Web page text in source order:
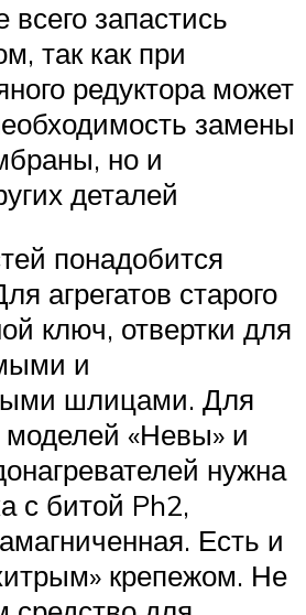
запастись
так как при
редуктора может
замены
но и
деталей
понадобится
агрегатов старого
ключ, отвертки для
и
шлицами. Для
«Невы» и
нужна
с битой Ph2,
Есть и
крепежом. Не